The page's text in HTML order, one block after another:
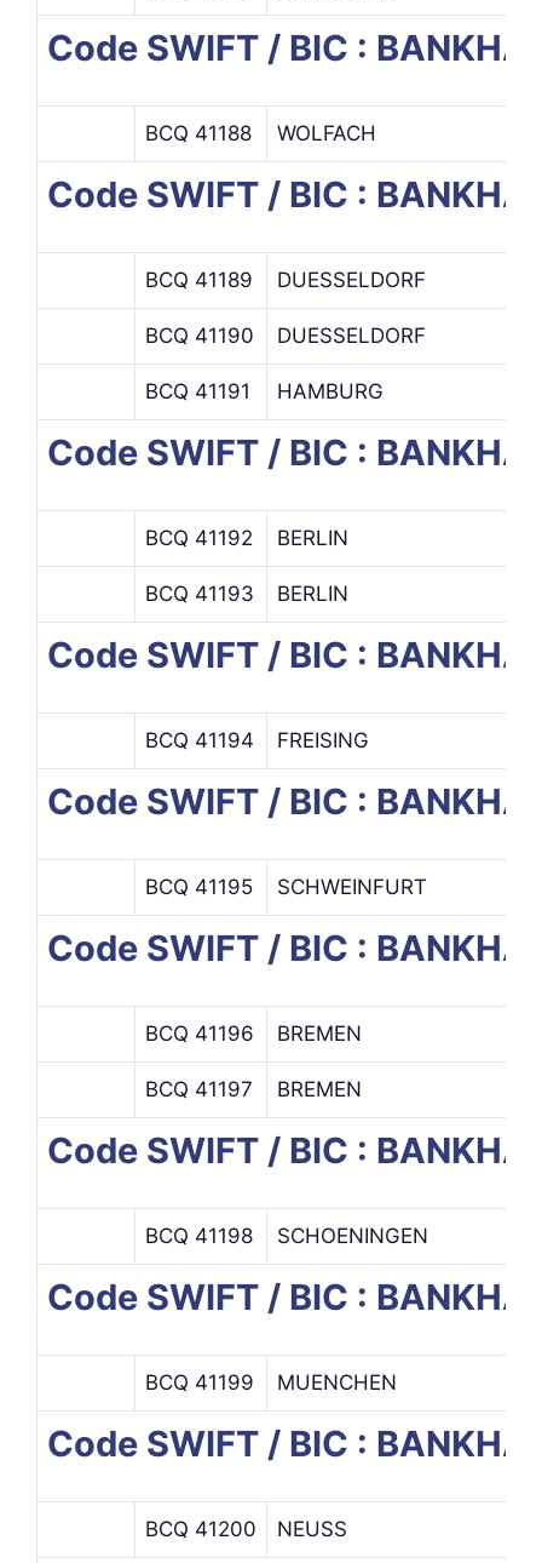
Code SWIFT / BIC :
BCQ 41188 WOLFACH
Code SWIFT / BIC :
BCQ 41189 DUESSELDORF
BCQ 41190 DUESSELDORF
BCQ 41191 HAMBURG
Code SWIFT / BIC :
BCQ 41192 BERLIN
BCQ 41193 BERLIN
Code SWIFT / BIC :
BCQ 41194 FREISING
Code SWIFT / BIC :
BCQ 41195 SCHWEINFURT
Code SWIFT / BIC :
BCQ 41196 BREMEN
BCQ 41197 BREMEN
Code SWIFT / BIC :
BCQ 41198 SCHOENINGEN
Code SWIFT / BIC :
BCQ 41199 MUENCHEN
Code SWIFT / BIC :
BCQ 41200 NEUSS